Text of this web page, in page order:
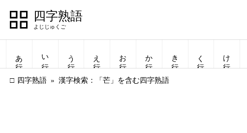
四字熟語
あ行 い行 う行 え行 お行 か行 き行 く行 け行
四字熟語 漢字検索：「芒」を含む四字熟語